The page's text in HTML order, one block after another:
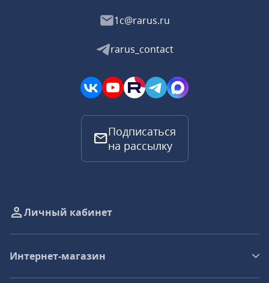
1c@rarus.ru
rarus_contact
Подписаться
на рассылку
Личный кабинет
Интернет-магазин